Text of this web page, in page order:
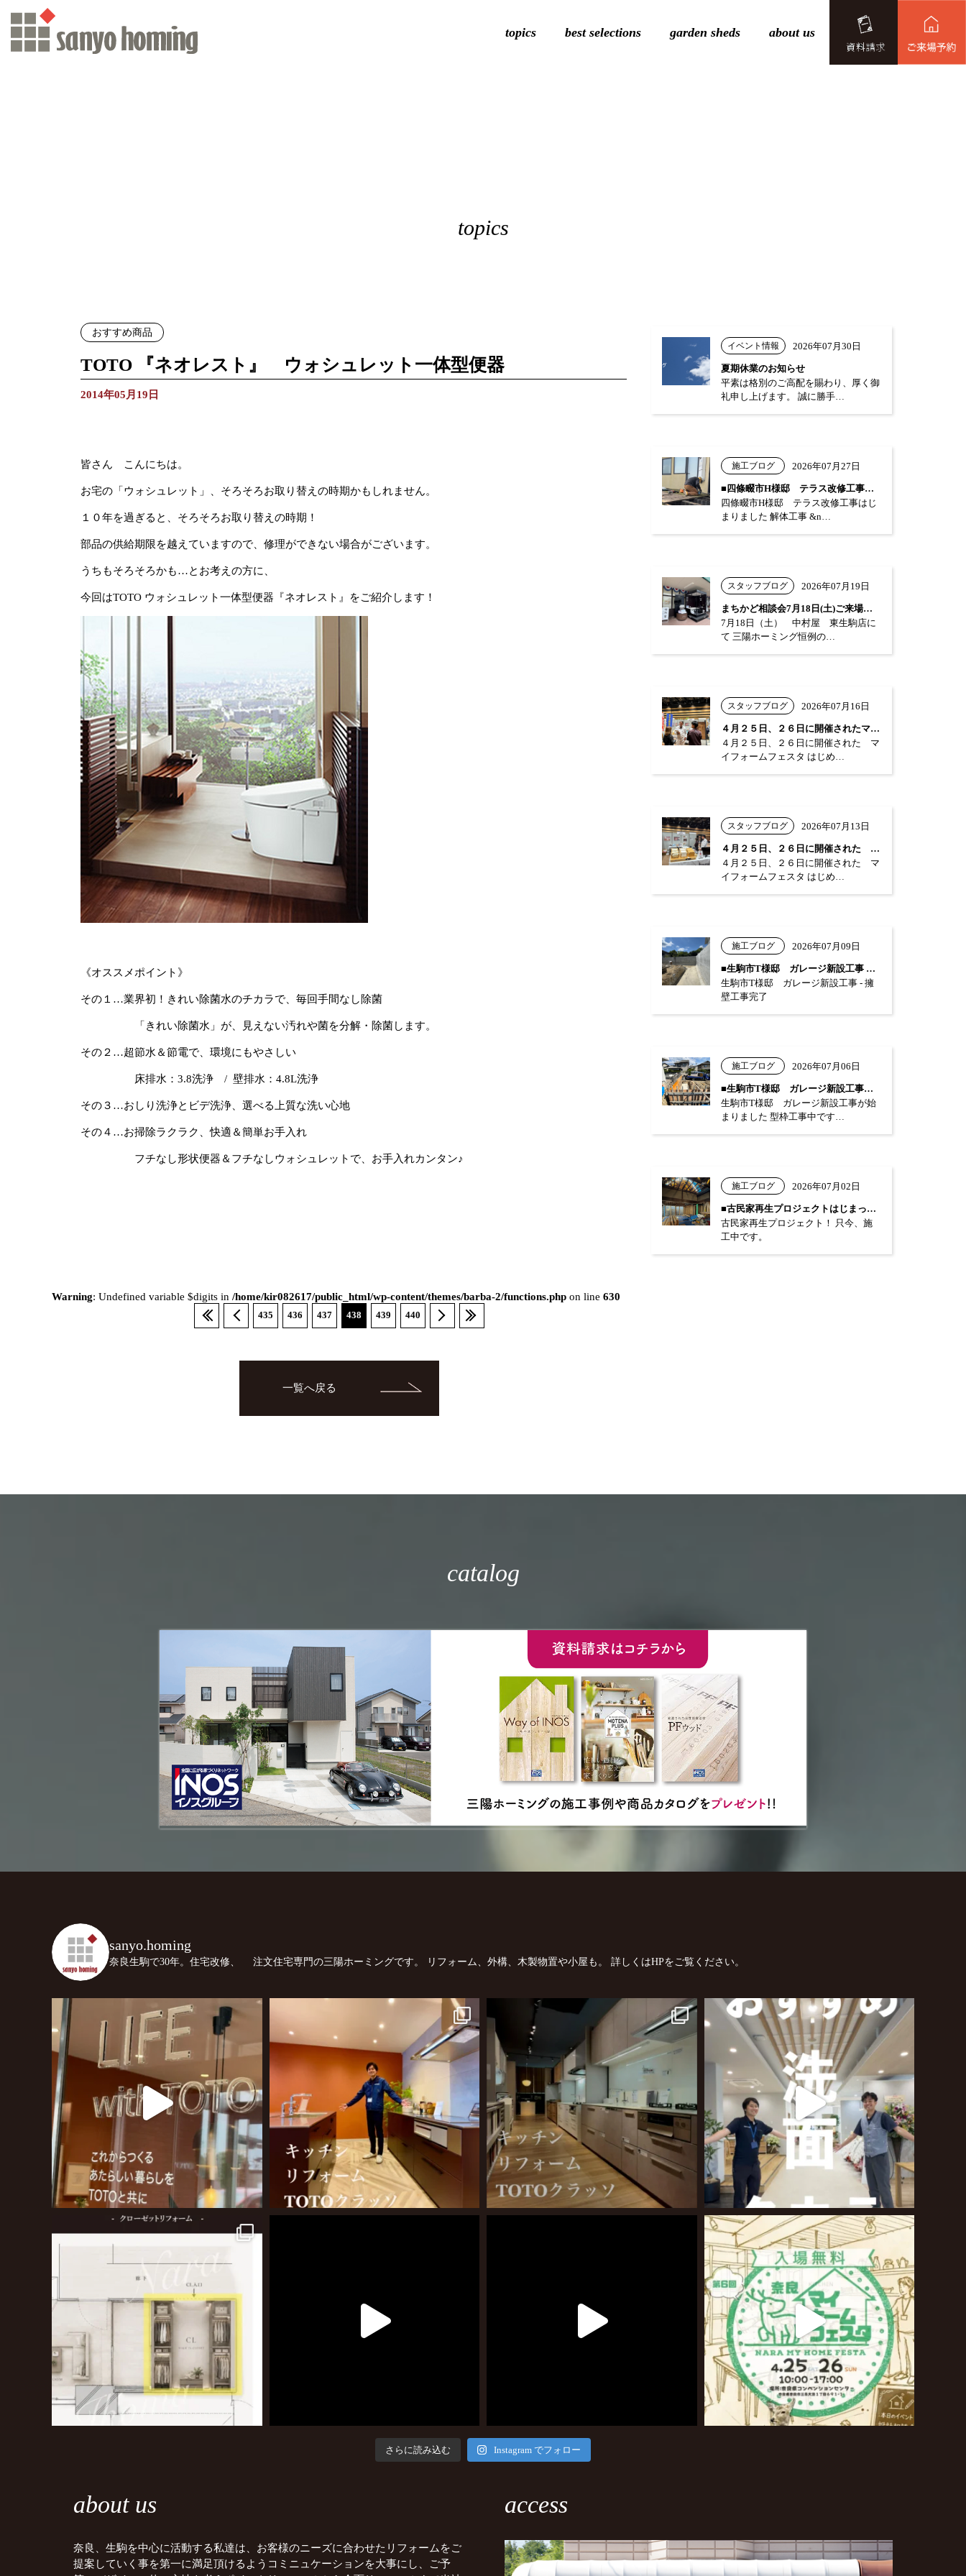
topics best selections garden sheds about us
topics
おすすめ商品
TOTO 『ネオレスト』 ウォシュレット一体型便器
2014年05月19日
皆さん こんにちは。
お宅の「ウォシュレット」、そろそろお取り替えの時期かもしれません。
１０年を過ぎると、そろそろお取り替えの時期！
部品の供給期限を越えていますので、修理ができない場合がございます。
うちもそろそろかも…とお考えの方に、
今回はTOTO ウォシュレット一体型便器『ネオレスト』をご紹介します！
《オススメポイント》
その１…業界初！きれい除菌水のチカラで、毎回手間なし除菌
「きれい除菌水」が、見えない汚れや菌を分解・除菌します。
その２…超節水＆節電で、環境にもやさしい
床排水：3.8洗浄 / 壁排水：4.8L洗浄
その３…おしり洗浄とビデ洗浄、選べる上質な洗い心地
その４…お掃除ラクラク、快適＆簡単お手入れ
フチなし形状便器＆フチなしウォシュレットで、お手入れカンタン♪
Warning: Undefined variable $digits in /home/kir082617/public_html/wp-content/themes/barba-2/functions.php on line 630
435 436 437 438 439 440
一覧へ戻る
イベント情報 2026年07月30日
夏期休業のお知らせ
平素は格別のご高配を賜わり、厚く御
礼申し上げます。 誠に勝手…
施工ブログ 2026年07月27日
■四條畷市H様邸 テラス改修工事はじまり…
四條畷市H様邸 テラス改修工事はじ
まりました 解体工事 &n…
スタッフブログ 2026年07月19日
まちかど相談会7月18日(土)ご来場あり…
7月18日（土） 中村屋 東生駒店に
て 三陽ホーミング恒例の…
スタッフブログ 2026年07月16日
４月２５日、２６日に開催されたマイフォー…
４月２５日、２６日に開催された マ
イフォームフェスタ はじめ…
スタッフブログ 2026年07月13日
４月２５日、２６日に開催された マイフォ…
４月２５日、２６日に開催された マ
イフォームフェスタ はじめ…
施工ブログ 2026年07月09日
■生駒市T様邸 ガレージ新設工事 …
生駒市T様邸 ガレージ新設工事 - 擁
壁工事完了
施工ブログ 2026年07月06日
■生駒市T様邸 ガレージ新設工事が始まり…
生駒市T様邸 ガレージ新設工事が始
まりました 型枠工事中です…
施工ブログ 2026年07月02日
■古民家再生プロジェクトはじまっています…
古民家再生プロジェクト！ 只今、施
工中です。
catalog
sanyo.homing
奈良生駒で30年。住宅改修、 注文住宅専門の三陽ホーミングです。 リフォーム、外構、木製物置や小屋も。 詳しくはHPをご覧ください。
さらに読み込む Instagram でフォロー
about us
奈良、生駒を中心に活動する私達は、お客様のニーズに合わせたリフォームをご
提案していく事を第一に満足頂けるようコミニュケーションを大事にし、ご予
access